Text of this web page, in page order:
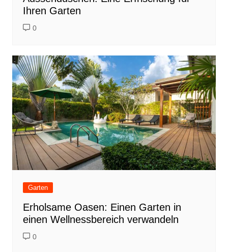
Ihren Garten
0
Garten
Erholsame Oasen: Einen Garten in
einen Wellnessbereich verwandeln
0